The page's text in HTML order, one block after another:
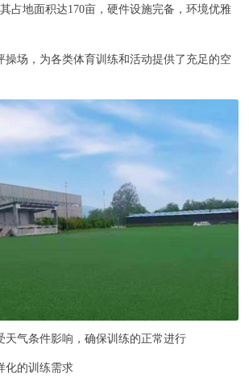
占地面积达170亩，硬件设施完备，环境优雅
操场，为各类体育训练和活动提供了充足的空
天气条件影响，确保训练的正常进行
化的训练需求